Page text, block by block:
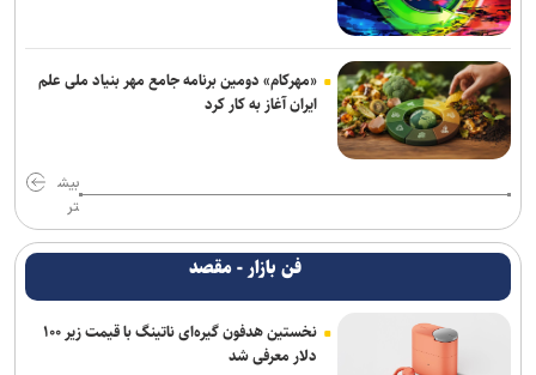
«مهرکام» دومین برنامه جامع مهر بنیاد ملی علم
ایران آغاز به کار کرد
بیش
تر
فن بازار - مقصد
نخستین هدفون گیره‌ای ناتینگ با قیمت زیر ۱۰۰
دلار معرفی شد